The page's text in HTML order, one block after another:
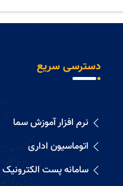
دسترسی سریع
نرم افزار آموزش سما
اتوماسیون اداری
سامانه پست الکترونیک